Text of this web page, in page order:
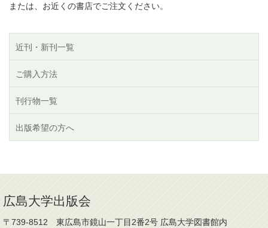
または、お近くの書店でご注文ください。
近刊・新刊一覧
ご購入方法
刊行物一覧
出版希望の方へ
広島大学出版会
〒739-8512 東広島市鏡山一丁目2番2号 広島大学図書館内